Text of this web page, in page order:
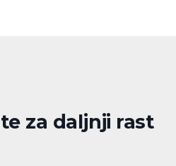
za daljnji rast